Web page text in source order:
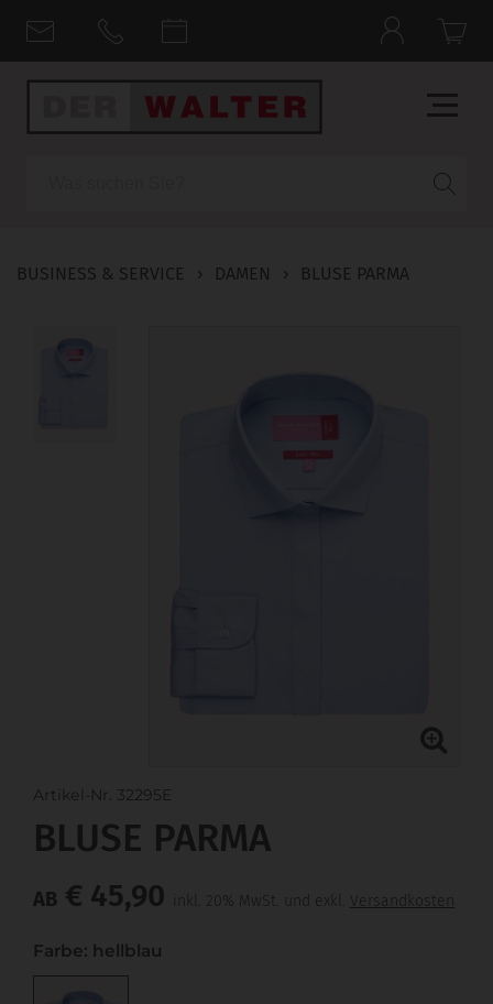
BUSINESS & SERVICE › DAMEN › BLUSE PARMA
Artikel-Nr. 32295E
BLUSE PARMA
AB € 45,90 inkl. 20% MwSt. und exkl. Versandkosten
Farbe: hellblau